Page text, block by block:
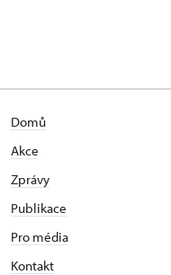
Domů
Akce
Zprávy
Publikace
Pro média
Kontakt